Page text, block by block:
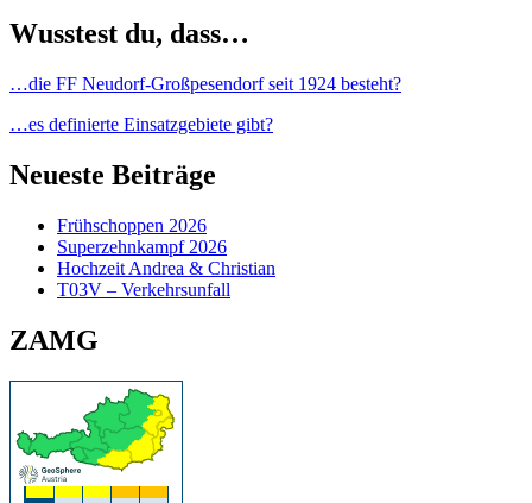
Wusstest du, dass…
…die FF Neudorf-Großpesendorf seit 1924 besteht?
…es definierte Einsatzgebiete gibt?
Neueste Beiträge
Frühschoppen 2026
Superzehnkampf 2026
Hochzeit Andrea & Christian
T03V – Verkehrsunfall
ZAMG